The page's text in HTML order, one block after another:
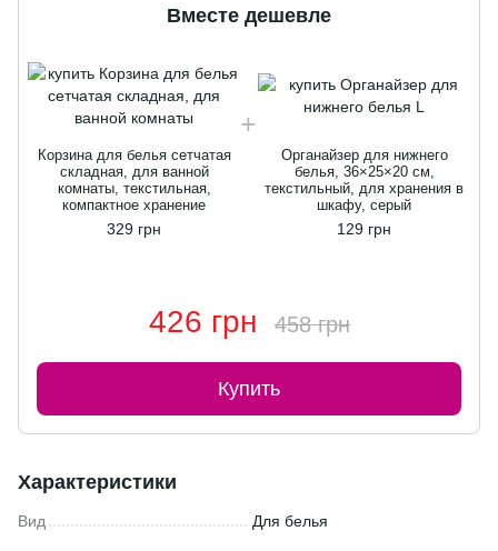
Вместе дешевле
Корзина для белья сетчатая
складная, для ванной
комнаты, текстильная,
компактное хранение
329 грн
Органайзер для нижнего
белья, 36×25×20 см,
текстильный, для хранения в
шкафу, серый
129 грн
426 грн 458 грн
Купить
Характеристики
Вид Для белья